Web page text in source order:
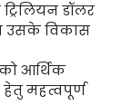
डॉलर
उसके विकास
आर्थिक
हेतु महत्वपूर्ण